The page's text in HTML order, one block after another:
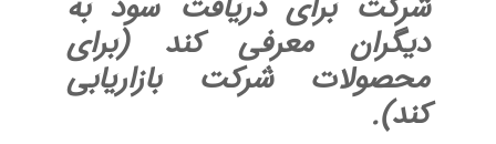
دیگران معرفی کند (برای
محصولات شرکت بازاریابی
کند).